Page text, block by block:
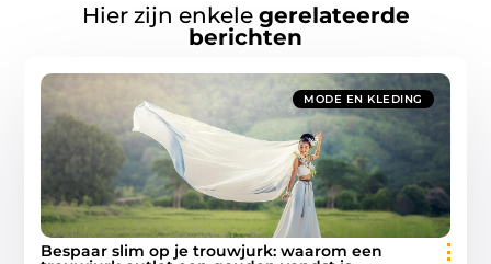
Hier zijn enkele gerelateerde
berichten
MODE EN KLEDING
Bespaar slim op je trouwjurk: waarom een